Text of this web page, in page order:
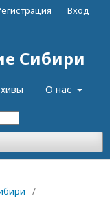
Сибири
О нас
Вход
/